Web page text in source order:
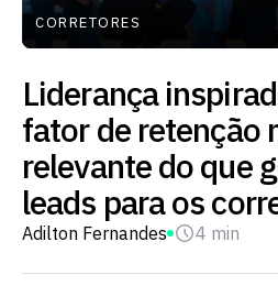
CORRETORES
Liderança
fator de retenção
relevante do que
leads para os
Adilton Fernandes 4 min